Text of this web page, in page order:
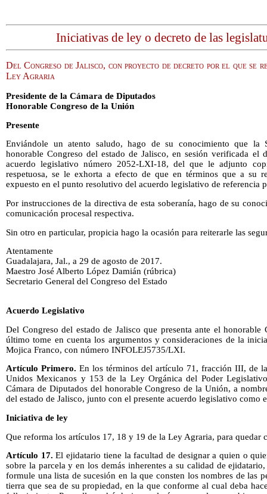
Iniciativas de ley o decreto de las
Del Congreso de Jalisco, con proyecto de decreto por el que se
Ley Agraria
Presidente de la Cámara de Diputados
Honorable Congreso de la Unión
Presente
Enviándole un atento saludo, hago de su conocimiento que la
honorable Congreso del estado de Jalisco, en sesión verificada el
acuerdo legislativo número 2052-LXI-18, del que le adjunto
respetuosa, se le exhorta a efecto de que en términos que a su
expuesto en el punto resolutivo del acuerdo legislativo de referencia
Por instrucciones de la directiva de esta soberanía, hago de su
comunicación procesal respectiva.
Sin otro en particular, propicia hago la ocasión para reiterarle las
Atentamente
Guadalajara, Jal., a 29 de agosto de 2017.
Maestro José Alberto López Damián (rúbrica)
Secretario General del Congreso del Estado
Acuerdo Legislativo
Del Congreso del estado de Jalisco que presenta ante el
último tome en cuenta los argumentos y consideraciones de la
Mojica Franco, con número INFOLEJ5735/LXI.
Artículo Primero. En los términos del artículo 71, fracción III, de
Unidos Mexicanos y 153 de la Ley Orgánica del Poder
Cámara de Diputados del honorable Congreso de la Unión, a
del estado de Jalisco, junto con el presente acuerdo legislativo como
Iniciativa de ley
Que reforma los artículos 17, 18 y 19 de la Ley Agraria, para quedar
Artículo 17. El ejidatario tiene la facultad de designar a quien o
sobre la parcela y en los demás inherentes a su calidad de
formule una lista de sucesión en la que consten los nombres de las
tierra que sea de su propiedad, en la que conforme al cual deba